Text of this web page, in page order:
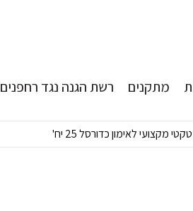
מתקנים רשת הגנה נגד רחפנים
מקצועי לאימון כדורסל 25 יח'